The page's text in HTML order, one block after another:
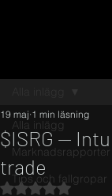
Alla inlägg
Marknadsrapporter
Tips och fallgropar
$ISRG —
trade
19 maj 1 min läsning
Betygsatt till